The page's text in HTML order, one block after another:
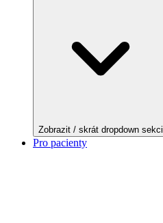
Zobrazit / skrát dropdown sekci
Pro pacienty